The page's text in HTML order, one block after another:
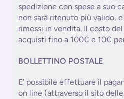
spedizione con spese a suo
non sarà ritenuto più valido,
rimessi in vendita. Il costo
acquisti fino a 100€ e 10€
BOLLETTINO POSTALE
E’ possibile effettuare il
on line (attraverso il sito